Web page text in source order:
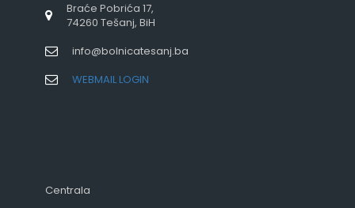
Braće Pobrića 17,
74260 Tešanj, BiH
info@bolnicatesanj.ba
WEBMAIL LOGIN
Centrala